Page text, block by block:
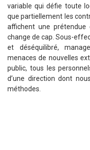
variable qui défie toute
que partiellement les
affichent une
change de cap. Sous-
et déséquilibré,
menaces de nouvelles
public, tous les
d’une direction dont
méthodes.